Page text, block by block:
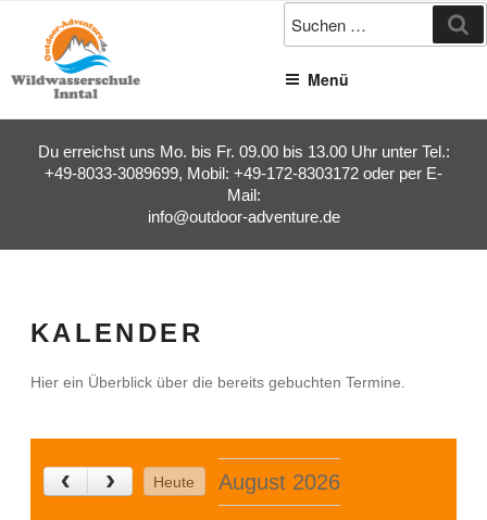
springen
Menü
Du erreichst uns Mo. bis Fr. 09.00 bis 13.00 Uhr unter Tel.:
+49-8033-3089699, Mobil: +49-172-8303172 oder per E-
Mail:
info@outdoor-adventure.de
KALENDER
Hier ein Überblick über die bereits gebuchten Termine.
Heute August 2026